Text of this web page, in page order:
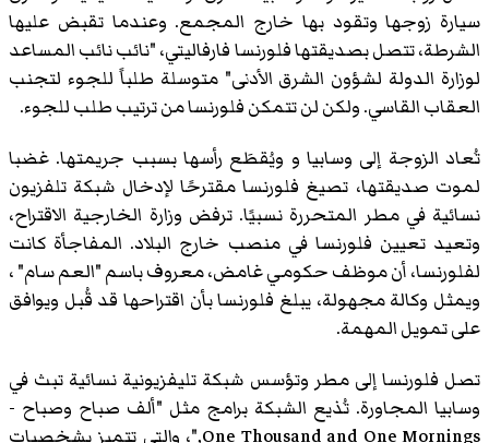
سيارة زوجها وتقود بها خارج المجمع. وعندما تقبض عليها
الشرطة، تتصل بصديقتها فلورنسا فارفاليتي، "نائب نائب المساعد
لوزارة الدولة لشؤون الشرق الأدنى" متوسلة طلباً للجوء لتجنب
العقاب القاسي. ولكن لن تتمكن فلورنسا من ترتيب طلب للجوء.
تُعاد الزوجة إلى وسابيا و ويُقطَع رأسها بسبب جريمتها. غضبا
لموت صديقتها، تصيغ فلورنسا مقترحًا لإدخال شبكة تلفزيون
نسائية في مطر المتحررة نسبيًا. ترفض وزارة الخارجية الاقتراح،
وتعيد تعيين فلورنسا في منصب خارج البلاد. المفاجأة كانت
لفلورنسا، أن موظف حكومي غامض، معروف باسم "العم سام" ،
ويمثل وكالة مجهولة، يبلغ فلورنسا بأن اقتراحها قد قُبل ويوافق
على تمويل المهمة.
تصل فلورنسا إلى مطر وتؤسس شبكة تليفزيونية نسائية تبث في
وسابيا المجاورة. تُذيع الشبكة برامج مثل "ألف صباح وصباح -
One Thousand and One Mornings,"، والتي تتميز بشخصيات